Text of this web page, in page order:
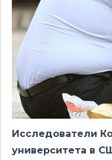
Исследователи
университета в